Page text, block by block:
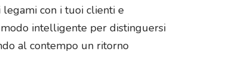
con i tuoi clienti e
modo intelligente per distinguersi
al contempo un ritorno